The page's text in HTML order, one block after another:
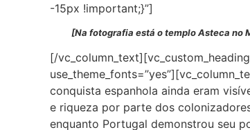
-15px !important;}”]
[Na fotografia está o templo Asteca no
[/
conquista espanhola ainda eram
e riqueza por parte dos
enquanto Portugal demonstrou seu